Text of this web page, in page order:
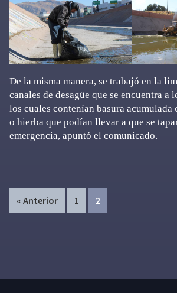
De la misma manera, se trabajó en la
canales de desagüe que se encuentra a
los cuales contenían basura
o hierba que podían llevar a que se
emergencia, apuntó el comunicado.
« Anterior Page
1 Page
2